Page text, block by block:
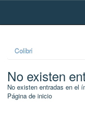
Skip
Colibri
No existen
No existen entradas en el
Página de inicio